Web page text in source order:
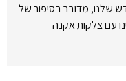
שלנו, מדובר בסיפור של
עם צלקות אקנה